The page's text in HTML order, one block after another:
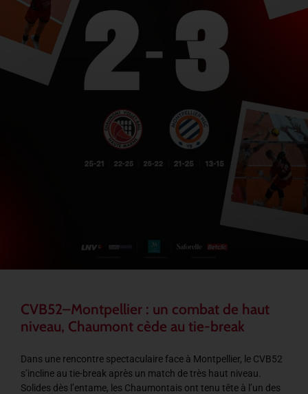
CVB52–Montpellier : un combat de haut
niveau, Chaumont cède au tie-break
Dans une rencontre spectaculaire face à Montpellier, le CVB52
s’incline au tie-break après un match de très haut niveau.
Solides dès l’entame, les Chaumontais ont tenu tête à l’un des